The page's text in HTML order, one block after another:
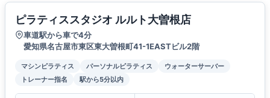
ピラティススタジオ ルルト大曽根店
車道駅から車で4分
愛知県名古屋市東区東大曽根町41-1EASTビル2階
マシンピラティス パーソナルピラティス
ウォーターサーバー
トレーナー指名
駅から5分以内